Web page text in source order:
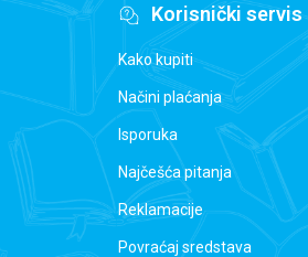
Korisnički servis
Kako kupiti
Načini plaćanja
Isporuka
Najčešća pitanja
Reklamacije
Povraćaj sredstava